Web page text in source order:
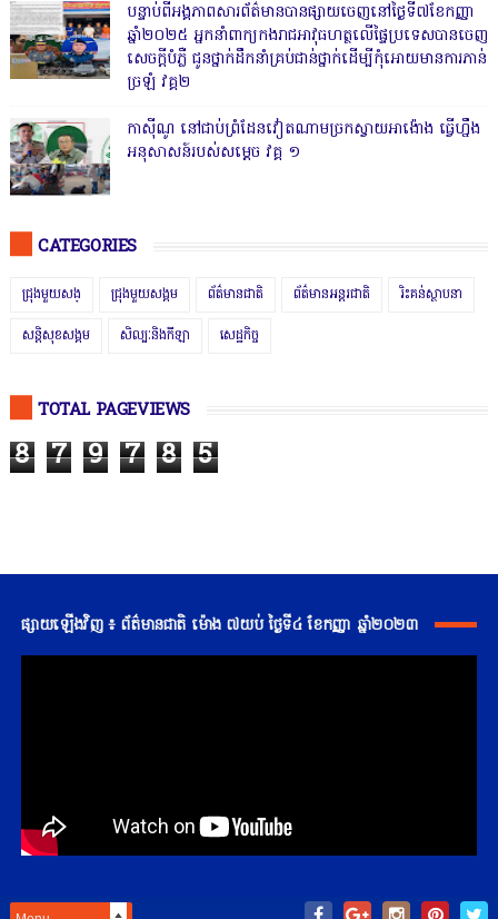
បន្ទាប់ពីអង្គភាពសារព័ត៌មានបានផ្សាយចេញនៅថ្ងៃទី៧ខែកញ្ញា
ឆ្នាំ២០២៥ អ្នកនាំពាក្យកងរាជអាវុធហត្ថលើផ្ទៃប្រទេសបានចេញ
សេចក្តីបំភ្លឺ ជូនថ្នាក់ដឹកនាំគ្រប់ជាន់ថ្នាក់ដើម្បីកុំអោយមានការភាន់
ច្រឡំ វគ្គ២
កាសុីណូ នៅជាប់ព្រំដែនវៀតណាមច្រកស្វាយអាង៉ោង ធ្វើហ្នឹង
អនុសាសន៍របស់សម្ដេច វគ្គ ១
CATEGORIES
ជ្រុងមួយសង្ ជ្រុងមួយសង្គម ព័ត៌មានជាតិ ព័ត៌មានអន្តរជាតិ រិះគន់ស្ថាបនា
សន្តិសុខសង្គម សិល្បៈនិងកីឡា សេដ្ឋកិច្ច
TOTAL PAGEVIEWS
8 7 9 7 8 5
ផ្សាយឡើងវិញ ៖ ព័ត៌មានជាតិ ម៉ោង ៧យប់ ថ្ងៃទី៤ ខែកញ្ញា ឆ្នាំ២០២៣